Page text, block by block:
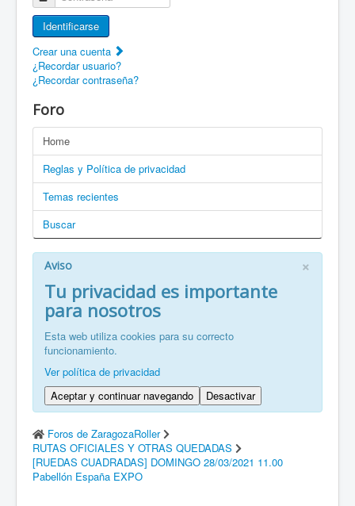
Movilidad en patines F.A.Q.
Enlaces
EN: Welcome to ZaragozaRoller!
EN: How to become a member?
DE: Willkommen zu ZaragozaRoller!
PT: Bem vindo a ZaragozaRoller!
CAT: Benvingut a ZaragozaRoller!
GAL: Benvido a ZaragozaRoller!
FR: Bienvenu à ZaragozaRoller!
ZH: 欢迎来到萨拉戈萨轮滑协会！
Identificarse
Crear una cuenta
¿Recordar usuario?
¿Recordar contraseña?
Foro
Home
Reglas y Política de privacidad
Temas recientes
Buscar
×
Aviso
Tu privacidad es importante
para nosotros
Esta web utiliza cookies para su correcto
funcionamiento.
Ver política de privacidad
Aceptar y continuar navegando
Desactivar
Foros de ZaragozaRoller
RUTAS OFICIALES Y OTRAS QUEDADAS
[RUEDAS CUADRADAS] DOMINGO 28/03/2021 11.00
Pabellón España EXPO